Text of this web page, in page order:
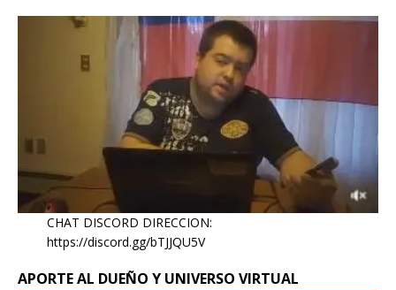
CHAT DISCORD DIRECCION:
https://discord.gg/bTJJQU5V
APORTE AL DUEÑO Y UNIVERSO VIRTUAL